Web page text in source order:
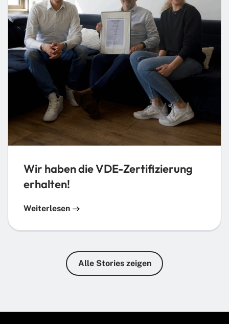
Wir haben die VDE-Zertifizierung
erhalten!
Weiterlesen
Alle Stories zeigen